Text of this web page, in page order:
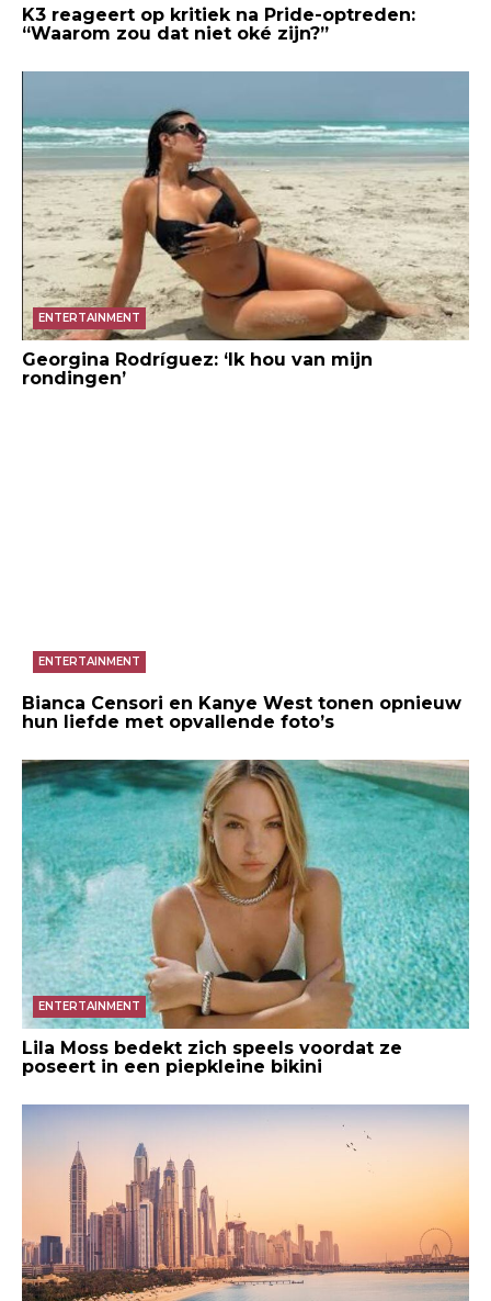
K3 reageert op kritiek na Pride-optreden:
“Waarom zou dat niet oké zijn?”
ENTERTAINMENT
Georgina Rodríguez: ‘Ik hou van mijn
rondingen’
ENTERTAINMENT
Bianca Censori en Kanye West tonen opnieuw
hun liefde met opvallende foto’s
ENTERTAINMENT
Lila Moss bedekt zich speels voordat ze
poseert in een piepkleine bikini